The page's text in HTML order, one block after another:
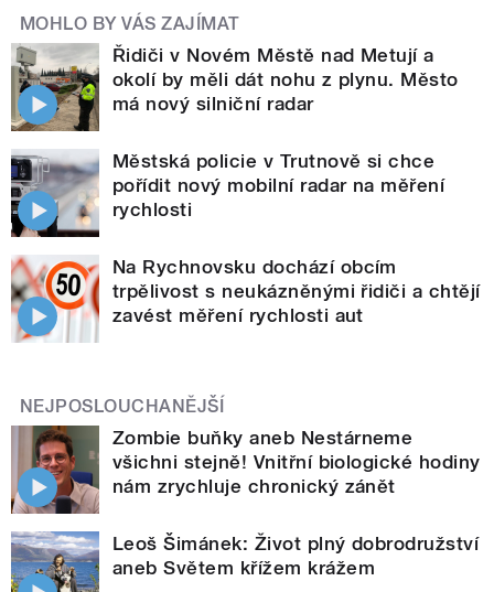
MOHLO BY VÁS ZAJÍMAT
Řidiči v Novém Městě nad Metují a
okolí by měli dát nohu z plynu. Město
má nový silniční radar
Městská policie v Trutnově si chce
pořídit nový mobilní radar na měření
rychlosti
Na Rychnovsku dochází obcím
trpělivost s neukázněnými řidiči a chtějí
zavést měření rychlosti aut
NEJPOSLOUCHANĚJŠÍ
Zombie buňky aneb Nestárneme
všichni stejně! Vnitřní biologické hodiny
nám zrychluje chronický zánět
Leoš Šimánek: Život plný dobrodružství
aneb Světem křížem krážem